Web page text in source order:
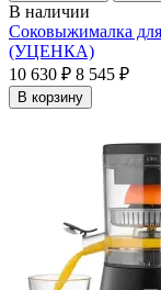
В наличии
Соковыжималка
(УЦЕНКА)
10 630 ₽ 8 545 ₽
В корзину